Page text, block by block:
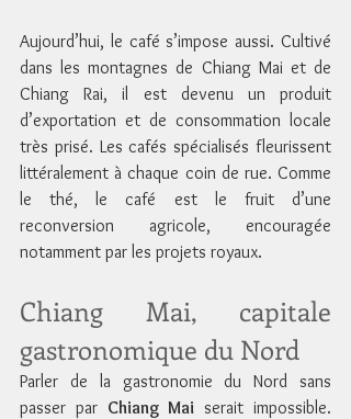
Aujourd’hui, le café s’impose aussi. Cultivé
dans les montagnes de Chiang Mai et de
Chiang Rai, il est devenu un produit
d’exportation et de consommation locale
très prisé. Les cafés spécialisés fleurissent
littéralement à chaque coin de rue. Comme
le thé, le café est le fruit d’une
reconversion agricole, encouragée
notamment par les projets royaux.
Chiang Mai, capitale
gastronomique du Nord
Parler de la gastronomie du Nord sans
passer par Chiang Mai serait impossible.